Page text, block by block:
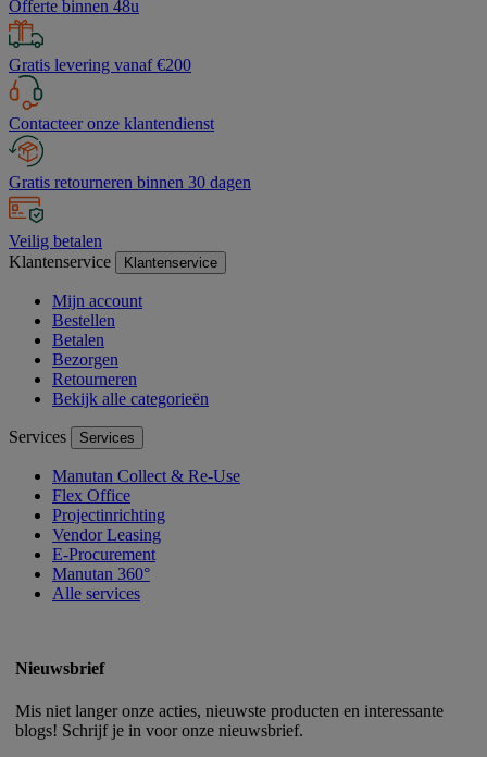
Offerte binnen 48u
Gratis levering vanaf €200
Contacteer onze klantendienst
Gratis retourneren binnen 30 dagen
Veilig betalen
Klantenservice
Klantenservice
Mijn account
Bestellen
Betalen
Bezorgen
Retourneren
Bekijk alle categorieën
Services Services
Manutan Collect & Re-Use
Flex Office
Projectinrichting
Vendor Leasing
E-Procurement
Manutan 360°
Alle services
Nieuwsbrief
Mis niet langer onze acties, nieuwste producten en interessante
blogs! Schrijf je in voor onze nieuwsbrief.